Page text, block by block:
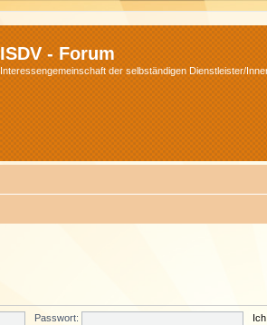
ISDV - Forum
Interessengemeinschaft der selbständigen Dienstleister/
Passwort: